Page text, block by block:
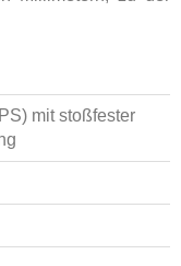
mit stoßfester